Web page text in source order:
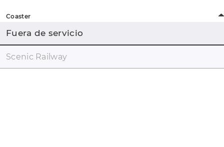
Coaster
Fuera de servicio
Scenic Railway